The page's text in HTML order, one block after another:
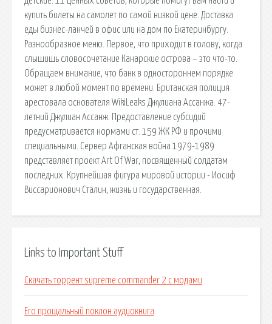
купить билеты на самолет по самой низкой цене. Доставка
еды бизнес-ланчей в офис или на дом по Екатеринбургу.
Разнообразное меню. Первое, что приходит в голову, когда
слышишь словосочетание Канарские острова – это что-то.
Обращаем внимание, что банк в одностороннем порядке
может в любой момент по времени. Британская полиция
арестовала основателя WikiLeaks Джулиана Ассанжа. 47-
летний Джулиан Ассанж. Предоставление субсидий
предусматривается нормами ст. 159 ЖК РФ и прочими
специальными. Сервер Афганская война 1979-1989
представляет проект Art Of War, посвященный солдатам
последних. Крупнейшая фигура мировой истории - Иосиф
Виссарионович Сталин, жизнь и государственная.
Links to Important Stuff
Скачать торрент supreme commander 2 с модами
Его прощальный поклон аудиокнига